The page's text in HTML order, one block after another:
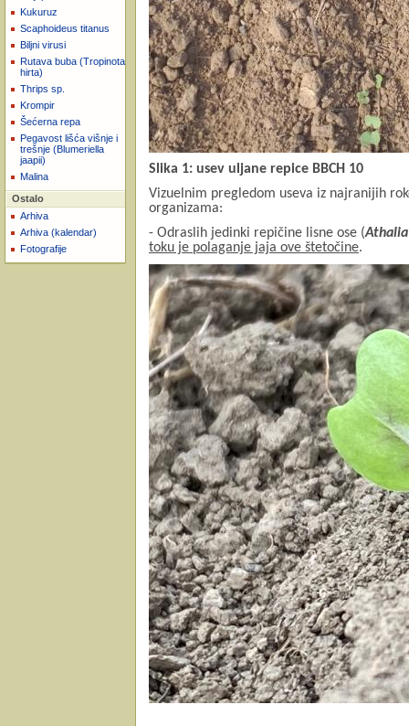
Kukuruz
Scaphoideus titanus
Biljni virusi
Rutava buba (Tropinota
hirta)
Thrips sp.
Krompir
Šećerna repa
Pegavost lišća višnje i
trešnje (Blumeriella
jaapii)
Malina
Ostalo
Arhiva
Arhiva (kalendar)
Fotografije
Slika 1: usev uljane repice BBCH 10
Vizuelnim pregledom useva iz najranijih
organizama:
- Odraslih jedinki repičine lisne ose (
toku je polaganje jaja ove štetočine.